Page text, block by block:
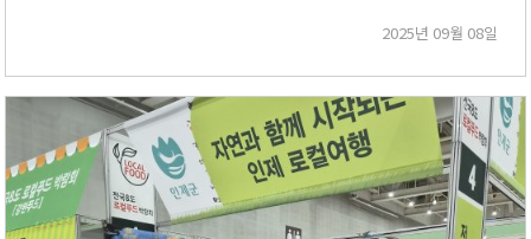
2025년 09월 08일